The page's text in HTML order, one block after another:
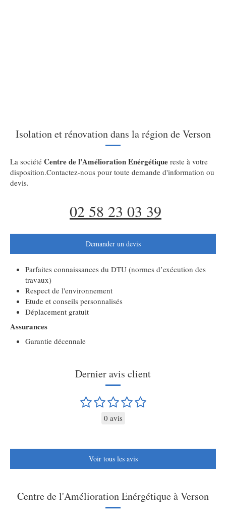
Isolation et rénovation dans la région de Verson
La société Centre de l'Amélioration Enérgétique reste à votre
disposition.Contactez-nous pour toute demande d'information ou
devis.
02 58 23 03 39
Demander un devis
Parfaites connaissances du DTU (normes d’exécution des
travaux)
Respect de l'environnement
Etude et conseils personnalisés
Déplacement gratuit
Assurances
Garantie décennale
Dernier avis client
0 avis
Voir tous les avis
Centre de l'Amélioration Enérgétique à Verson